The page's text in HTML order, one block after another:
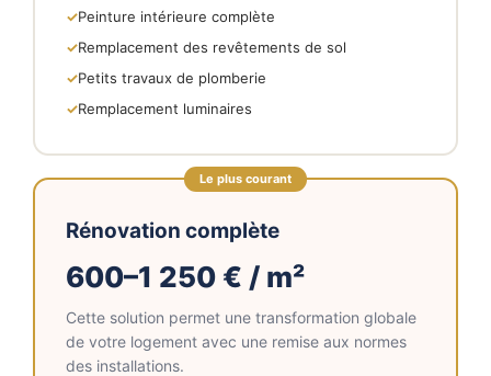
Peinture intérieure complète
Remplacement des revêtements de sol
Petits travaux de plomberie
Remplacement luminaires
Le plus courant
Rénovation complète
600–1 250 € / m²
Cette solution permet une transformation globale
de votre logement avec une remise aux normes
des installations.